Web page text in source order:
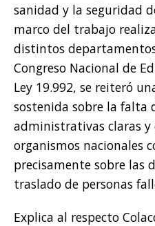
sanidad y la seguridad
marco del trabajo
distintos
Congreso Nacional de
Ley 19.992, se reiteró
sostenida sobre la falta
administrativas claras y
organismos nacionales
precisamente sobre las
traslado de personas
Explica al respecto